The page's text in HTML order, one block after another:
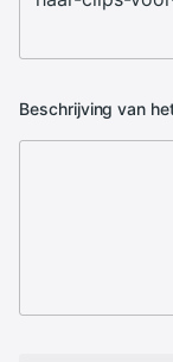
Beschrijving van